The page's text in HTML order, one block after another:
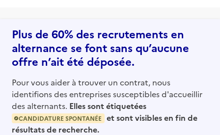
Plus de 60% des recrutements en
alternance se font sans qu’aucune
offre n’ait été déposée.
Pour vous aider à trouver un contrat, nous
identifions des entreprises susceptibles d'accueillir
des alternants. Elles sont étiquetées
CANDIDATURE SPONTANÉE
et sont visibles en fin de
résultats de recherche.